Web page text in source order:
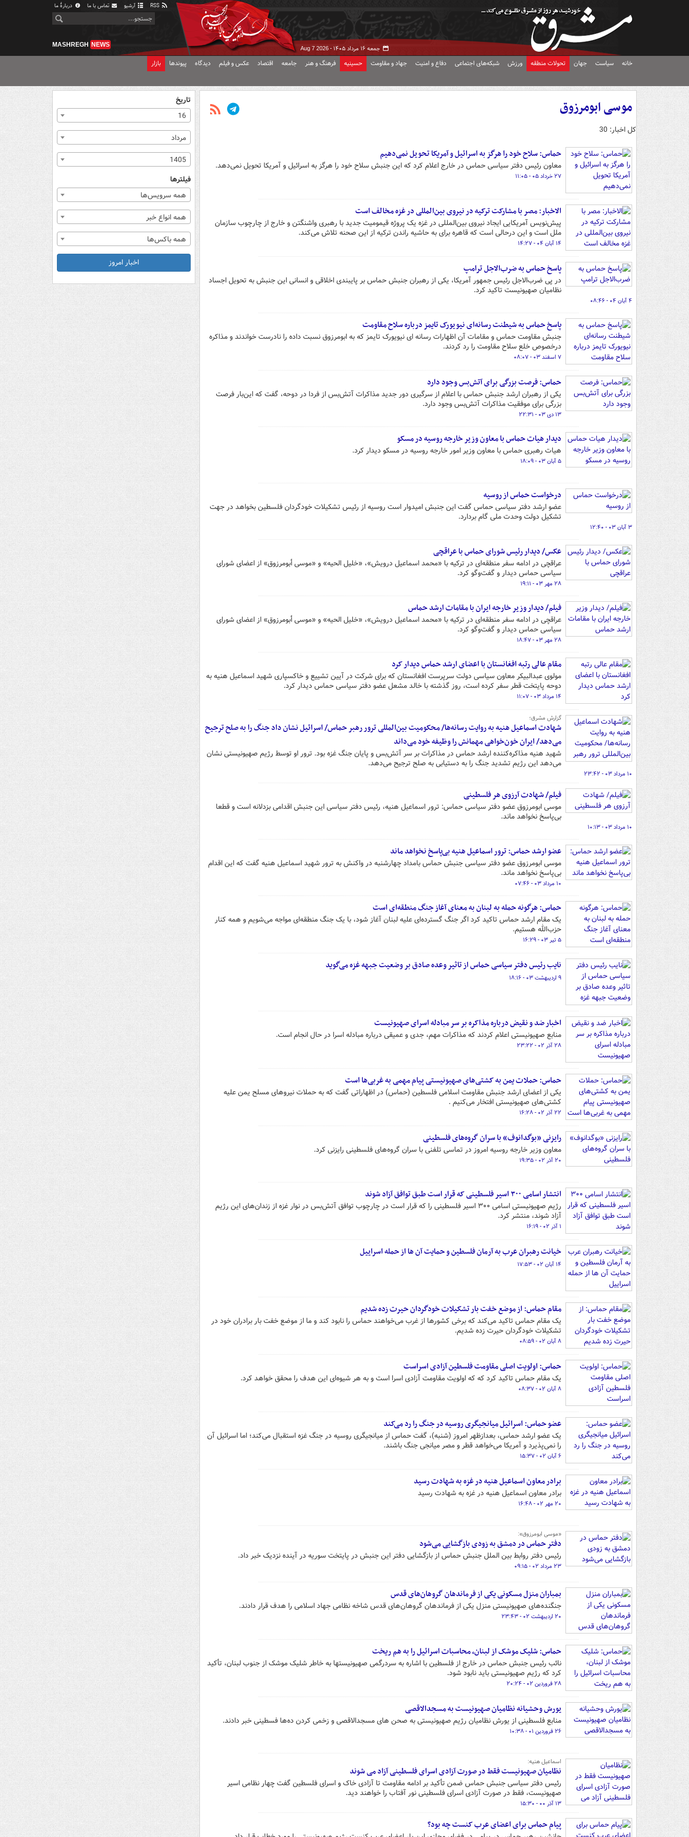
آرشیو تماس با ما دربارهٔ ما
جمعه ۱۶ مرداد ۱۴۰۵ - Aug 7 2026
MASHREGH NEWS
خانه سیاست جهان تحولات منطقه ورزش شبکه‌های اجتماعی دفاع و امنیت جهاد و مقاومت حسینیه فرهنگ و هنر جامعه اقتصاد عکس و فیلم دیدگاه پیوندها بازار
موسی ابومرزوق
کل اخبار: 30
حماس: سلاح خود را هرگز به اسرائیل و آمریکا تحویل نمی‌دهیم
معاون رئیس دفتر سیاسی حماس در خارج اعلام کرد که این جنبش سلاح خود را هرگز به اسرائیل و آمریکا تحویل نمی‌دهد.
۲۷ خرداد ۰۵ - ۱۱:۰۵
الاخبار: مصر با مشارکت ترکیه در نیروی بین‌المللی در غزه مخالف است
پیش‌نویس آمریکایی ایجاد نیروی بین‌المللی در غزه یک پروژه قیمومیت جدید با رهبری واشنگتن و خارج از چارچوب سازمان
ملل است و این درحالی است که قاهره برای به حاشیه راندن ترکیه از این صحنه تلاش می‌کند.
۱۴ آبان ۰۴ - ۱۴:۲۷
پاسخ حماس به ضرب‌الاجل ترامپ
در پی ضرب‌الاجل رئیس جمهور آمریکا، یکی از رهبران جنبش حماس بر پایبندی اخلاقی و انسانی این جنبش به تحویل اجساد
نظامیان صهیونیست تاکید کرد.
۴ آبان ۰۴ - ۰۸:۴۶
پاسخ حماس به شیطنت رسانه‌ای نیویورک تایمز درباره سلاح مقاومت
جنبش مقاومت حماس و مقامات آن اظهارات رسانه ای نیویورک تایمز که به ابومرزوق نسبت داده را نادرست خواندند و مذاکره
درخصوص خلع سلاح مقاومت را رد کردند.
۷ اسفند ۰۳ - ۰۸:۰۷
حماس: فرصت بزرگی برای آتش‌بس وجود دارد
یکی از رهبران ارشد جنبش حماس با اعلام از سرگیری دور جدید مذاکرات آتش‌بس از فردا در دوحه، گفت که این‌بار فرصت
بزرگی برای موفقیت مذاکرات آتش‌بس وجود دارد.
۱۳ دی ۰۳ - ۲۲:۳۱
دیدار هیات حماس با معاون وزیر خارجه روسیه در مسکو
هیات رهبری حماس با معاون وزیر امور خارجه روسیه در مسکو دیدار کرد.
۵ آبان ۰۳ - ۱۸:۰۹
درخواست حماس از روسیه
عضو ارشد دفتر سیاسی حماس گفت این جنبش امیدوار است روسیه از رئیس تشکیلات خودگردان فلسطین بخواهد در جهت
تشکیل دولت وحدت ملی گام بردارد.
۳ آبان ۰۳ - ۱۲:۴۰
عکس/ دیدار رئیس شورای حماس با عراقچی
عراقچی در ادامه سفر منطقه‌ای در ترکیه با «محمد اسماعیل درویش»، «خلیل الحیه» و «موسی أبومرزوق» از اعضای شورای
سیاسی حماس دیدار و گفت‌وگو کرد.
۲۸ مهر ۰۳ - ۱۹:۱۱
فیلم/ دیدار وزیر خارجه ایران با مقامات ارشد حماس
عراقچی در ادامه سفر منطقه‌ای در ترکیه با «محمد اسماعیل درویش»، «خلیل الحیه» و «موسی أبومرزوق» از اعضای شورای
سیاسی حماس دیدار و گفت‌وگو کرد.
۲۸ مهر ۰۳ - ۱۸:۴۷
مقام عالی رتبه افغانستان با اعضای ارشد حماس دیدار کرد
مولوی عبدالبیکر معاون سیاسی دولت سرپرست افغانستان که برای شرکت در آیین تشییع و خاکسپاری شهید اسماعیل هنیه به
دوحه پایتخت قطر سفر کرده است، روز گذشته با خالد مشعل عضو دفتر سیاسی حماس دیدار کرد.
۱۴ مرداد ۰۳ - ۱۱:۰۷
گزارش مشرق؛
شهادت اسماعیل هنیه به روایت رسانه‌ها/ محکومیت بین‌المللی ترور رهبر حماس/ اسرائیل نشان داد جنگ را به صلح ترجیح
می‌دهد/ ایران خون‌خواهی مهمانش را وظیفه خود می‌داند
شهید هنیه مذاکره‌کننده ارشد حماس در مذاکرات بر سر آتش‌بس و پایان جنگ غزه بود. ترور او توسط رژیم صهیونیستی نشان
می‌دهد این رژیم تشدید جنگ را به دستیابی به صلح ترجیح می‌دهد.
۱۰ مرداد ۰۳ - ۲۳:۴۲
فیلم/ شهادت آرزوی هر فلسطینی
موسی ابومرزوق عضو دفتر سیاسی حماس: ترور اسماعیل هنیه، رئیس دفتر سیاسی این جنبش اقدامی بزدلانه است و قطعا
بی‌پاسخ نخواهد ماند.
۱۰ مرداد ۰۳ - ۱۰:۱۳
عضو ارشد حماس: ترور اسماعیل هنیه بی‌پاسخ نخواهد ماند
موسی ابومرزوق عضو دفتر سیاسی جنبش حماس بامداد چهارشنبه در واکنش به ترور شهید اسماعیل هنیه گفت که این اقدام
بی‌پاسخ نخواهد ماند.
۱۰ مرداد ۰۳ - ۰۷:۴۶
حماس: هرگونه حمله به لبنان به معنای آغاز جنگ منطقه‌ای است
یک مقام ارشد حماس تاکید کرد اگر جنگ گسترده‌ای علیه لبنان آغاز شود، با یک جنگ منطقه‌ای مواجه می‌شویم و همه کنار
حزب‌الله هستیم.
۵ تیر ۰۳ - ۱۶:۲۹
نایب رئیس دفتر سیاسی حماس از تاثیر وعده صادق بر وضعیت جبهه غزه می‌گوید
۹ اردیبهشت ۰۳ - ۱۸:۱۶
اخبار ضد و نقیض درباره مذاکره بر سر مبادله اسرای صهیونیست
منابع صهیونیستی اعلام کردند که مذاکرات مهم، جدی و عمیقی درباره مبادله اسرا در حال انجام است.
۲۸ آذر ۰۲ - ۲۳:۲۲
حماس: حملات یمن به کشتی‌های صهیونیستی پیام مهمی به غربی‌ها است
یکی از اعضای ارشد جنبش مقاومت اسلامی فلسطین (حماس) در اظهاراتی گفت که به حملات نیروهای مسلح یمن علیه
کشتی‌های صهیونیستی افتخار می‌کنیم .
۲۲ آذر ۰۲ - ۱۶:۲۸
رایزنی «بوگدانوف» با سران گروه‌های فلسطینی
معاون وزیر خارجه روسیه امروز در تماسی تلفنی با سران گروه‌های فلسطینی رایزنی کرد.
۲۰ آذر ۰۲ - ۱۹:۳۵
انتشار اسامی ۳۰۰ اسیر فلسطینی که قرار است طبق توافق آزاد شوند
رژیم صهیونیستی اسامی ۳۰۰ اسیر فلسطینی را که قرار است در چارچوب توافق آتش‌بس در نوار غزه از زندان‌های این رژیم
آزاد شوند، منتشر کرد.
۱ آذر ۰۲ - ۱۶:۱۹
خیانت رهبران عرب به آرمان فلسطین و حمایت آن ها از حمله اسراییل
۱۴ آبان ۰۲ - ۱۷:۵۳
مقام حماس: از موضع خفت بار تشکیلات خودگردان حیرت زده شدیم
یک مقام حماس تاکید می‌کند که برخی کشورها از غرب می‌خواهند حماس را نابود کند و ما از موضع خفت بار برادران خود در
تشکیلات خودگردان حیرت زده شدیم.
۸ آبان ۰۲ - ۰۸:۵۹
حماس: اولویت اصلی مقاومت فلسطین آزادی اسراست
یک مقام حماس تاکید کرد که که اولویت مقاومت آزادی اسرا است و به هر شیوه‌ای این هدف را محقق خواهد کرد.
۸ آبان ۰۲ - ۰۸:۳۷
عضو حماس: اسرائیل میانجیگری روسیه در جنگ را رد می‌کند
یک عضو ارشد حماس، بعدازظهر امروز (شنبه)، گفت حماس از میانجیگری روسیه در جنگ غزه استقبال می‌کند؛ اما اسرائیل آن
را نمی‌پذیرد و آمریکا می‌خواهد قطر و مصر میانجی جنگ باشند.
۶ آبان ۰۲ - ۱۵:۳۷
برادر معاون اسماعیل هنیه در غزه به شهادت رسید
برادر معاون اسماعیل هنیه در غزه به شهادت رسید
۲۰ مهر ۰۲ - ۱۶:۴۸
«موسی ابومرزوق»:
دفتر حماس در دمشق به زودی بازگشایی می‌شود
رئیس دفتر روابط بین الملل جنبش حماس از بازگشایی دفتر این جنبش در پایتخت سوریه در آینده نزدیک خبر داد.
۲۳ مرداد ۰۲ - ۰۹:۱۵
بمباران منزل مسکونی یکی از فرماندهان گروهان‌های قدس
جنگنده‌های صهیونیستی منزل یکی از فرماندهان گروهان‌های قدس شاخه نظامی جهاد اسلامی را هدف قرار دادند.
۲۰ اردیبهشت ۰۲ - ۲۳:۴۳
حماس: شلیک موشک از لبنان، محاسبات اسرائیل را به هم ریخت
نائب رئیس جنبش حماس در خارج از فلسطین با اشاره به سردرگمی صهیونیستها به خاطر شلیک موشک از جنوب لبنان، تأکید
کرد که رژیم صهیونیستی باید نابود شود.
۲۸ فروردین ۰۲ - ۲۰:۲۴
یورش وحشیانه نظامیان صهیونیست به مسجدالاقصی
منابع فلسطینی از یورش نظامیان رژیم صهیونیستی به صحن های مسجدالاقصی و زخمی کردن ده‌ها فسطینی خبر دادند.
۲۶ فروردین ۰۱ - ۱۰:۳۸
اسماعیل هنیه:
نظامیان صهیونیست فقط در صورت آزادی اسرای فلسطینی آزاد می شوند
رئیس دفتر سیاسی جنبش حماس ضمن تأکید بر ادامه مقاومت تا آزادی خاک و اسرای فلسطین گفت چهار نظامی اسیر
صهیونیست، فقط در صورت آزادی اسرای فلسطینی نور آفتاب را خواهند دید.
۱۳ آذر ۰۰ - ۱۵:۳۰
پیام حماس برای اعضای عرب کنست چه بود؟
تاریخ
16
مرداد
1405
فیلترها
همه سرویس‌ها
همه انواع خبر
همه باکس‌ها
اخبار امروز